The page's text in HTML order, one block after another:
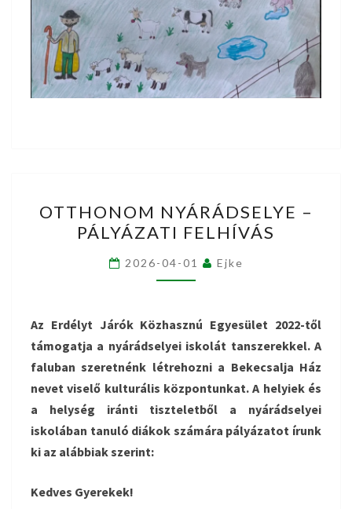
NYÁRÁDSELYE
PÁLYÁZATI
FELHÍVÁS
OTTHONOM NYÁRÁDSELYE –
PÁLYÁZATI FELHÍVÁS
2026-04-01 Ejke
Az Erdélyt Járók Közhasznú Egyesület 2022-től
támogatja a nyárádselyei iskolát tanszerekkel. A
faluban szeretnénk létrehozni a Bekecsalja Ház
nevet viselő kulturális központunkat. A helyiek és
a helység iránti tiszteletből a nyárádselyei
iskolában tanuló diákok számára pályázatot írunk
ki az alábbiak szerint:
Kedves Gyerekek!